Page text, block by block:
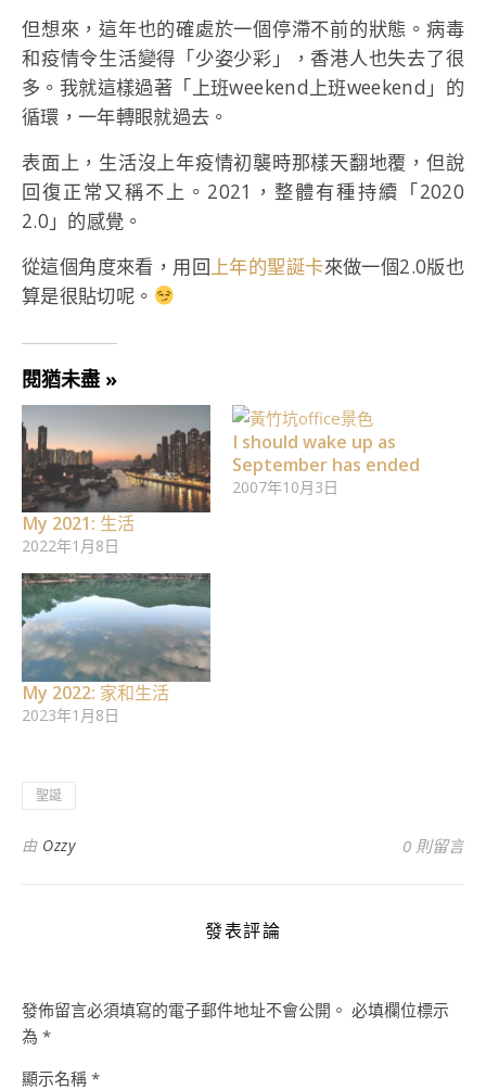
但想來，這年也的確處於一個停滯不前的狀態。病毒
和疫情令生活變得「少姿少彩」，香港人也失去了很
多。我就這樣過著「上班weekend上班weekend」的
循環，一年轉眼就過去。
表面上，生活沒上年疫情初襲時那樣天翻地覆，但說
回復正常又稱不上。2021，整體有種持續「2020
2.0」的感覺。
從這個角度來看，用回上年的聖誕卡來做一個2.0版也
算是很貼切呢。
閱猶未盡 »
My 2021: 生活
2022年1月8日
I should wake up as
September has ended
2007年10月3日
My 2022: 家和生活
2023年1月8日
聖誕
由 Ozzy 0 則留言
發表評論
發佈留言必須填寫的電子郵件地址不會公開。 必填欄位標示
為 *
顯示名稱 *